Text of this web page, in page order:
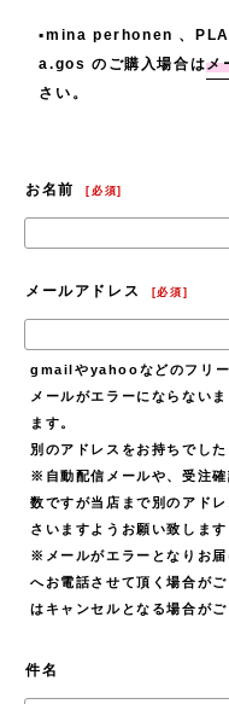
▪️mina perhonen 、
a.gos のご購入場合はメ
さい。
お名前 [必須]
メールアドレス [必須 ]
gmailやyahooなどのフリー
メールがエラーにならない
ます。
別のアドレスをお持ちでし
※自動配信メールや、受注
数ですが当店まで別のアド
さいますようお願い致します
※メールがエラーとなりお
へお電話させて頂く場合が
はキャンセルとなる場合が
件名